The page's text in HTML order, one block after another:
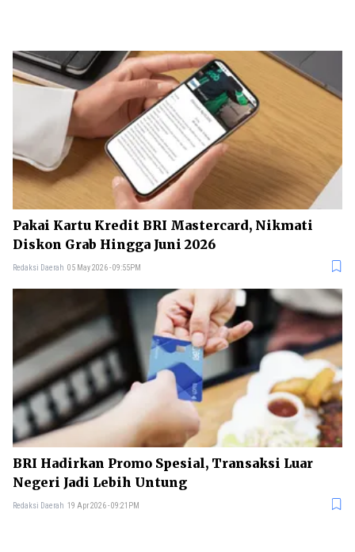
Pakai Kartu Kredit BRI Mastercard, Nikmati
Diskon Grab Hingga Juni 2026
Redaksi Daerah 05 May 2026 - 09:55PM
BRI Hadirkan Promo Spesial, Transaksi Luar
Negeri Jadi Lebih Untung
Redaksi Daerah 19 Apr 2026 - 09:21PM